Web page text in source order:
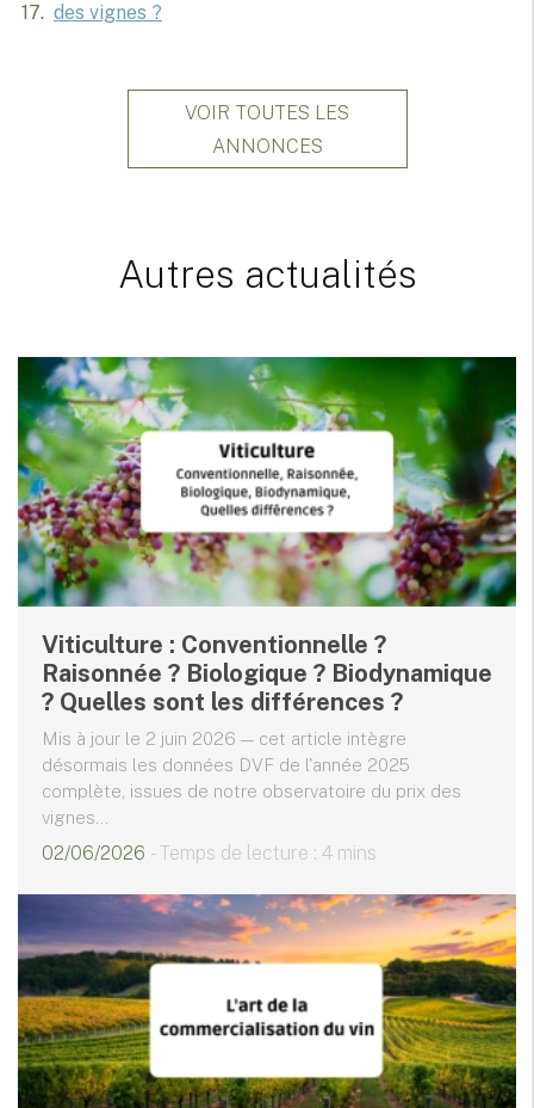
des vignes ?
VOIR TOUTES LES
ANNONCES
Autres actualités
Viticulture : Conventionnelle ?
Raisonnée ? Biologique ? Biodynamique
? Quelles sont les différences ?
Mis à jour le 2 juin 2026 — cet article intègre
désormais les données DVF de l'année 2025
complète, issues de notre observatoire du prix des
vignes...
02/06/2026 - Temps de lecture : 4 mins